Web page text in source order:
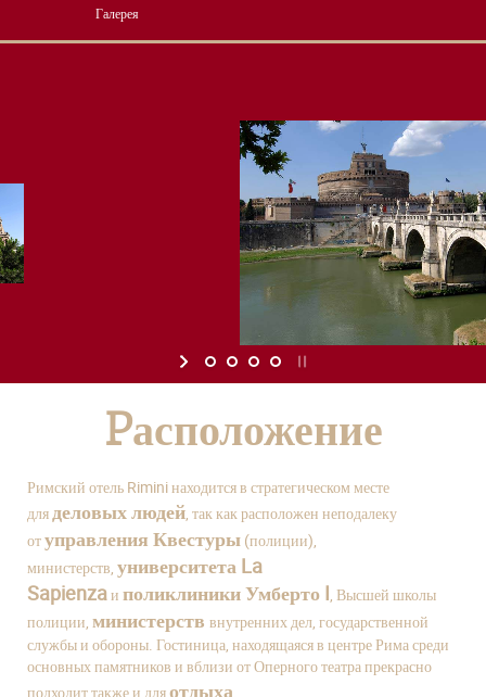
Галерея
Pасположение
Римский отель Rimini находится в стратегическом месте
для деловых людей , так как расположен неподалеку
отуправления Квестуры (полиции),
министерств, университета La
Sapienzaи поликлиники Умберто I , Высшей школы
полиции, министерств внутренних дел, государственной
службы и обороны. Гостиница, находящаяся в центре Рима среди
основных памятников и вблизи от Оперного театра прекрасно
подходит также и дляотдыха